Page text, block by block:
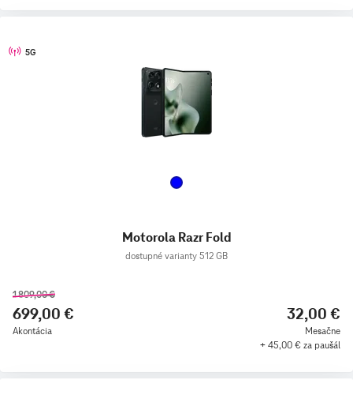
5G
Motorola Razr Fold
dostupné varianty 512 GB
1 809,00 €
699,00 €
Akontácia
32,00 €
Mesačne
+ 45,00 € za paušál